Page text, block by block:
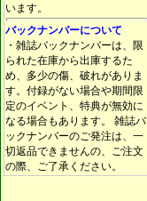
います。
バックナンバーについて
・雑誌バックナンバーは、限
られた在庫から出庫するた
め、多少の傷、破れがありま
す。付録がない場合や期間限
定のイベント、特典が無効に
なる場合もあります。 雑誌バ
ックナンバーのご発注は、一
切返品できませんの、ご注文
の際、ご了承ください。